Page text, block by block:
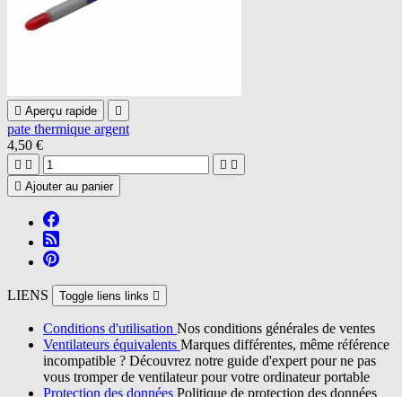
 Aperçu rapide 
pate thermique argent
4,50 €
   
 Ajouter au panier
LIENS Toggle liens links 
Conditions d'utilisation Nos conditions générales de ventes
Ventilateurs équivalents Marques différentes, même référence
incompatible ? Découvrez notre guide d'expert pour ne pas
vous tromper de ventilateur pour votre ordinateur portable
Protection des données Politique de protection des données